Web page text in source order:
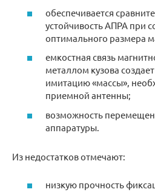
обеспечивается
устойчивость АПРА при
оптимального размера
емкостная связь
металлом кузова
имитацию «массы»,
приемной антенны;
возможность
аппаратуры.
Из недостатков отмечают:
низкую прочность